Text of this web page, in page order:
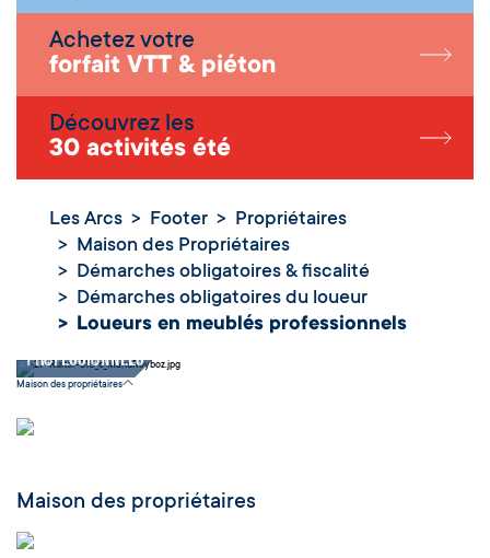
Achetez votre
forfait VTT & piéton
Découvrez les
30 activités été
Les Arcs Footer
Propriétaires
Maison des Propriétaires
Démarches obligatoires & fiscalité
Démarches obligatoires du loueur
Loueurs en meublés professionnels
Loueurs en
professionnels
Maison des propriétaires
Maison des propriétaires